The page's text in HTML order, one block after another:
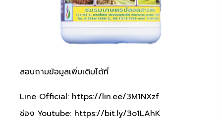
สอบถามข้อมูลเพิ่มเติมได้ที่
Line Official: https://lin.ee/3M1NXzf
ช่อง Youtube: https://bit.ly/3o1LAhK